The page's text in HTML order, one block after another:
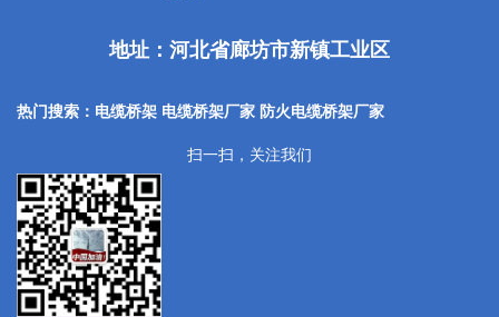
地址：河北省廊坊市新镇工业区
热门搜索：电缆桥架 电缆桥架厂家 防火电缆桥架厂家
扫一扫，关注我们